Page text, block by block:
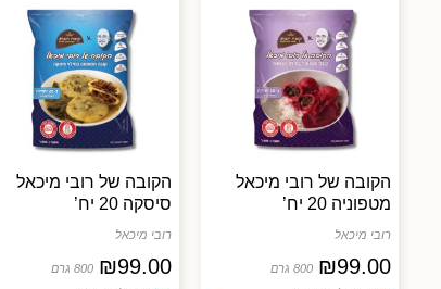
הקובה של רובי מיכאל
מטפוניה 20 יח’
רובי מיכאל
₪99.00 800 גרם
הקובה של רובי מיכאל
סיסקה 20 יח’
רובי מיכאל
₪99.00 800 גרם